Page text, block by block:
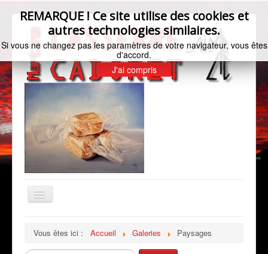
Basculer
la
Vous êtes ici : Accueil Galeries Paysages
REMARQUE ! Ce site utilise des cookies et
autres technologies similaires.
Si vous ne changez pas les paramètres de votre navigateur, vous êtes
d'accord.
J'ai compris